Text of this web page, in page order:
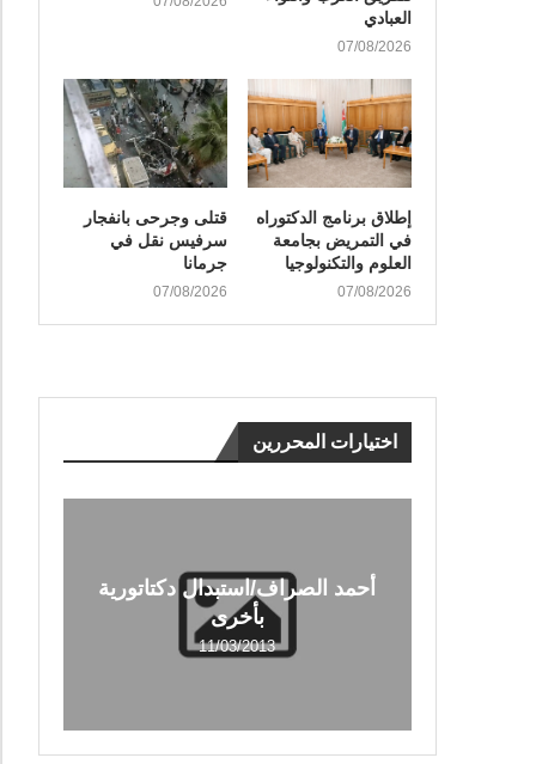
العبادي
07/08/2026
إطلاق برنامج الدكتوراه
في التمريض بجامعة
العلوم والتكنولوجيا
07/08/2026
قتلى وجرحى بانفجار
سرفيس نقل في
جرمانا
07/08/2026
اختيارات المحررين
أحمد الصراف/استبدال دكتاتورية
بأخرى
11/03/2013